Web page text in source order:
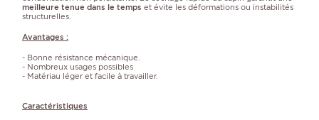
meilleure tenue dans le temps et évite les déformations ou instabilités
structurelles.
Avantages :
- Bonne résistance mécanique.
- Nombreux usages possibles
- Matériau léger et facile à travailler.
Caractéristiques